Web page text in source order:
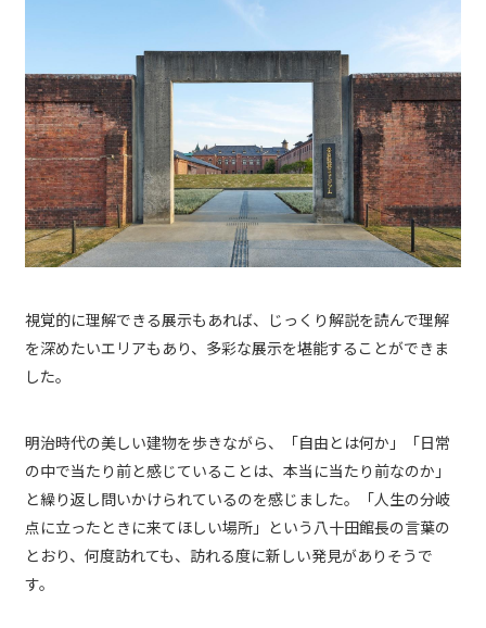
視覚的に理解できる展示もあれば、じっくり解説を読んで理解
を深めたいエリアもあり、多彩な展示を堪能することができま
した。
明治時代の美しい建物を歩きながら、「自由とは何か」「日常
の中で当たり前と感じていることは、本当に当たり前なのか」
と繰り返し問いかけられているのを感じました。「人生の分岐
点に立ったときに来てほしい場所」という八十田館長の言葉の
とおり、何度訪れても、訪れる度に新しい発見がありそうで
す。